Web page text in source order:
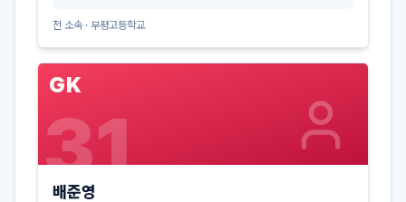
전 소속 · 부평고등학교
GK
31
배준영